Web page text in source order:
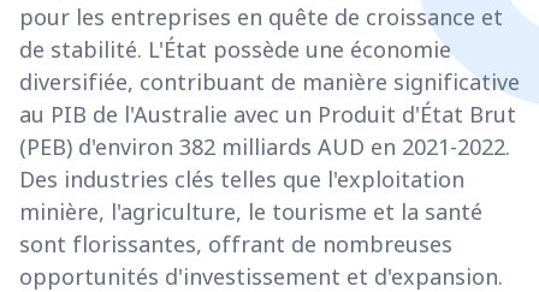
pour les entreprises en quête de croissance et
de stabilité. L'État possède une économie
diversifiée, contribuant de manière significative
au PIB de l'Australie avec un Produit d'État Brut
(PEB) d'environ 382 milliards AUD en 2021-2022.
Des industries clés telles que l'exploitation
minière, l'agriculture, le tourisme et la santé
sont florissantes, offrant de nombreuses
opportunités d'investissement et d'expansion.